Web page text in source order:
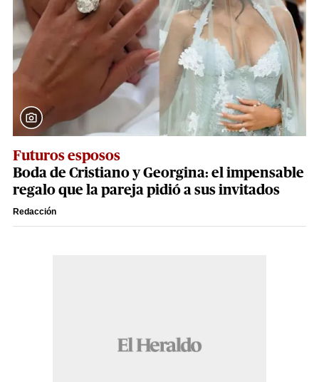
Futuros esposos
Boda de Cristiano y Georgina: el impensable
regalo que la pareja pidió a sus invitados
Redacción